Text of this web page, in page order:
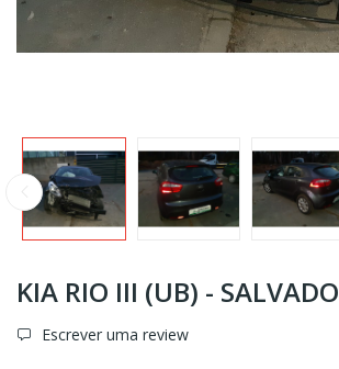
KIA RIO III (UB) - SALVADO
Escrever uma review